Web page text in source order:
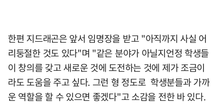
한편 지드래곤은 앞서 임명장을 받고 "아직까지 사실 어
리둥절한 것도 있다"며 "같은 분야가 아닐지언정 학생들
이 창의를 갖고 새로운 것에 도전하는 것에 제가 조금이
라도 도움을 주고 싶다. 그런 형 정도로 학생분들과 가까
운 역할을 할 수 있으면 좋겠다"고 소감을 전한 바 있다.